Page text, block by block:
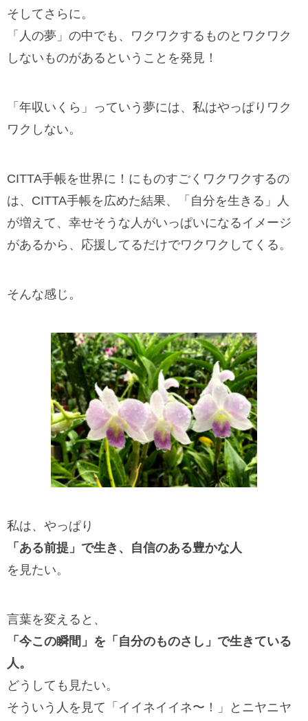
そしてさらに。
「人の夢」の中でも、ワクワクするものとワクワク
しないものがあるということを発見！
「年収いくら」っていう夢には、私はやっぱりワク
ワクしない。
CITTA手帳を世界に！にものすごくワクワクするの
は、CITTA手帳を広めた結果、「自分を生きる」人
が増えて、幸せそうな人がいっぱいになるイメージ
があるから、応援してるだけでワクワクしてくる。
そんな感じ。
私は、やっぱり
「ある前提」で生き、自信のある豊かな人
を見たい。
言葉を変えると、
「今この瞬間」を「自分のものさし」で生きている
人。
どうしても見たい。
そういう人を見て「イイネイイネ〜！」とニヤニヤ